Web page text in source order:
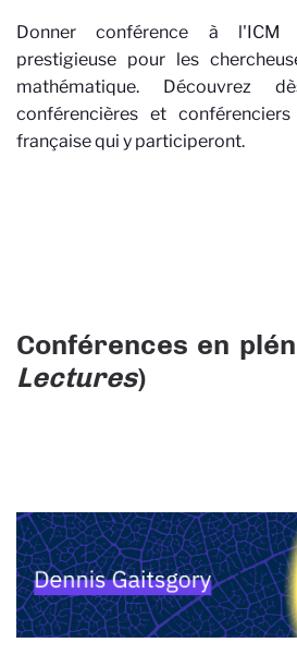
Donner conférence à
prestigieuse pour les
mathématique. Découvrez
conférencières et
française qui y participeront.
Conférences en
Lectures)